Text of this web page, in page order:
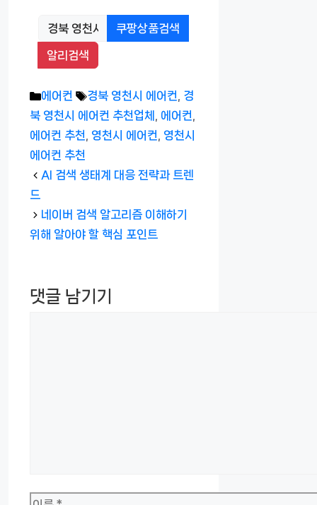
쿠팡상품검색
알리검색
카
테
고
리
에어컨
태
그
경북 영천시 에어컨
경
북 영천시 에어컨 추천업체
에어컨
에어컨 추천
영천시 에어컨
영천시
에어컨 추천
AI 검색 생태계 대응 전략과 트렌
드
네이버 검색 알고리즘 이해하기
위해 알아야 할 핵심 포인트
댓글 남기기
이